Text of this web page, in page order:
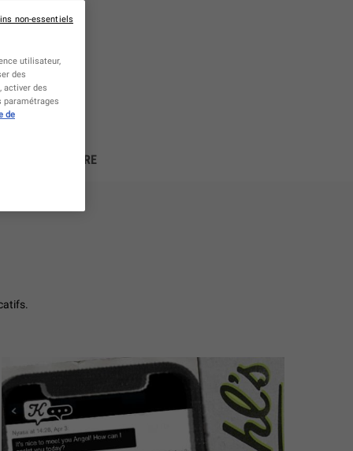
COURS DE MAÎTRE
utilisateur,
des
activer des
paramétrages
de
non-essentiels